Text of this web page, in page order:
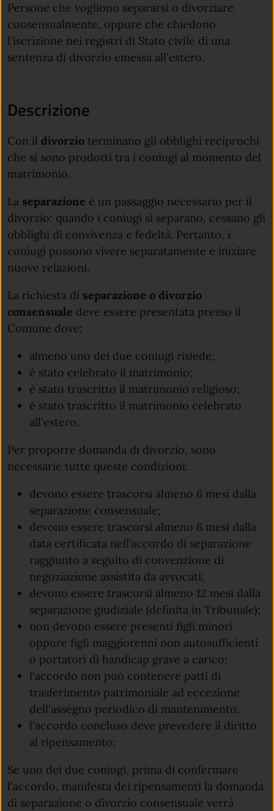
Persone che vogliono separarsi o divorziare
consensualmente, oppure che chiedono
l'iscrizione nei registri di Stato civile di una
sentenza di divorzio emessa all'estero.
Descrizione
Con il divorzio terminano gli obblighi reciprochi
che si sono prodotti tra i coniugi al momento del
matrimonio.
La separazione è un passaggio necessario per il
divorzio: quando i coniugi si separano, cessano gli
obblighi di convivenza e fedeltà. Pertanto, i
coniugi possono vivere separatamente e iniziare
nuove relazioni.
La richiesta di separazione o divorzio
consensuale deve essere presentata presso il
Comune dove:
almeno uno dei due coniugi risiede;
è stato celebrato il matrimonio;
è stato trascritto il matrimonio religioso;
è stato trascritto il matrimonio celebrato
all'estero.
Per proporre domanda di divorzio, sono
necessarie tutte queste condizioni:
devono essere trascorsi almeno 6 mesi dalla
separazione consensuale;
devono essere trascorsi almeno 6 mesi dalla
data certificata nell’accordo di separazione
raggiunto a seguito di convenzione di
negoziazione assistita da avvocati;
devono essere trascorsi almeno 12 mesi dalla
separazione giudiziale (definita in Tribunale);
non devono essere presenti figli minori
oppure figli maggiorenni non autosufficienti
o portatori di handicap grave a carico;
l'accordo non può contenere patti di
trasferimento patrimoniale ad eccezione
dell'assegno periodico di mantenimento.
l'accordo concluso deve prevedere il diritto
al ripensamento;
Se uno dei due coniugi, prima di confermare
l'accordo, manifesta dei ripensamenti la domanda
di separazione o divorzio consensuale verrà